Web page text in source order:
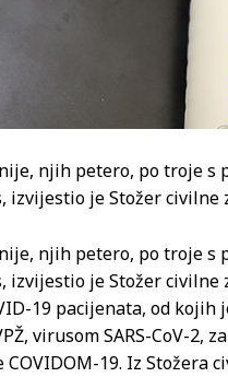
njih petero, po troje s
je Stožer civilne
njih petero, po troje s
je Stožer civilne
19 pacijenata, od kojih
virusom SARS-CoV-2,
19. Iz Stožera